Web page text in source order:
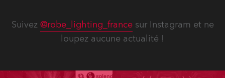
Suivez @robe_lighting_francesur Instagram et ne
loupez aucune actualité !